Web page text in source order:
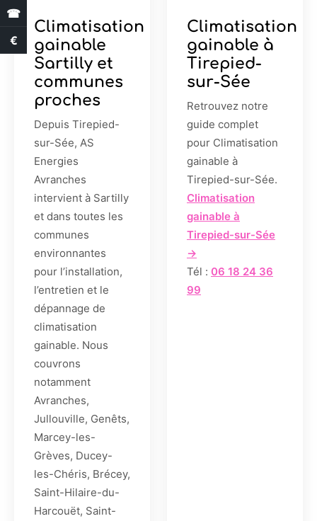
Climatisation
gainable
Sartilly et
communes
proches
Depuis Tirepied-
sur-Sée, AS
Energies
Avranches
intervient à Sartilly
et dans toutes les
communes
environnantes
pour l’installation,
l’entretien et le
dépannage de
climatisation
gainable. Nous
couvrons
notamment
Avranches,
Jullouville, Genêts,
Marcey-les-
Grèves, Ducey-
les-Chéris, Brécey,
Saint-Hilaire-du-
Harcouët, Saint-
Climatisation
gainable à
Tirepied-
sur-Sée
Retrouvez notre
guide complet
pour Climatisation
gainable à
Tirepied-sur-Sée.
Climatisation
gainable à
Tirepied-sur-Sée
→
Tél : 06 18 24 36
99
☎
€
Estimation des aides